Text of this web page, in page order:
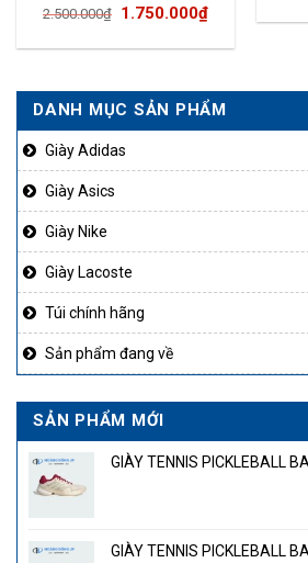
DANH MỤC SẢN PHẨM
Giày Adidas
Giày Asics
Giày Nike
Giày Lacoste
Túi chính hãng
Sản phẩm đang về
SẢN PHẨM MỚI
GIÀY TENNIS PICKLEBALL
GIÀY TENNIS PICKLEBALL
2.500.000₫ Giá
2.500.000₫.
1.750.000₫Giá
là:
1.750.000₫.